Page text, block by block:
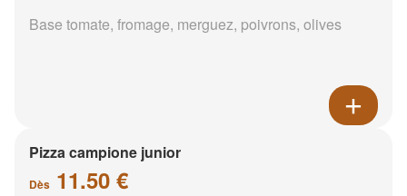
Base tomate, fromage, merguez, poivrons, olives
Pizza campione junior
Dès 11.50 €